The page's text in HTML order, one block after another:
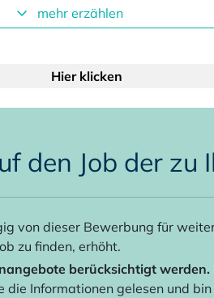
mehr erzählen
Hier klicken
den Job der zu
von dieser Bewerbung für
zu finden, erhöht.
berücksichtigt werden.
die Informationen gelesen und